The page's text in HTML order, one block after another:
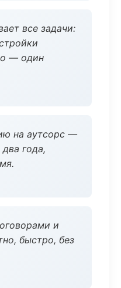
все задачи:
— один
на аутсорс —
года,
и
быстро, без